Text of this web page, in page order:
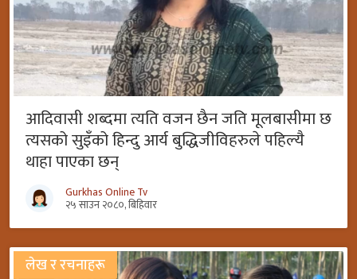
आदिवासी शब्दमा त्यति वजन छैन जति मूलबासीमा छ
त्यसको सुइँको हिन्दु आर्य बुद्धिजीविहरुले पहिल्यै
थाहा पाएका छन्
Gurkhas Online Tv
२५ साउन २०८०, बिहिवार
लेख र रचनाहरू